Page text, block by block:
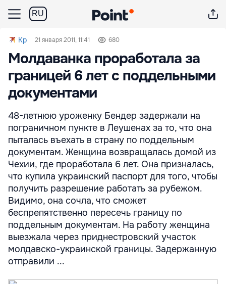
RU
Kp 21 января 2011, 11:41 680
Молдаванка проработала за
границей 6 лет с поддельными
документами
48-летнюю уроженку Бендер задержали на
пограничном пункте в Леушенах за то, что она
пыталась въехать в страну по поддельным
документам. Женщина возвращалась домой из
Чехии, где проработала 6 лет. Она призналась,
что купила украинский паспорт для того, чтобы
получить разрешение работать за рубежом.
Видимо, она сочла, что сможет
беспрепятственно пересечь границу по
поддельным документам. На работу женщина
выезжала через приднестровский участок
молдавско-украинской границы. Задержанную
отправили ...